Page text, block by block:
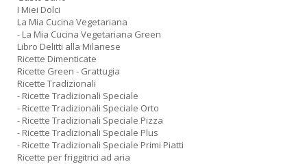
I Miei Dolci
La Mia Cucina Vegetariana
- La Mia Cucina Vegetariana Green
Libro Delitti alla Milanese
Ricette Dimenticate
Ricette Green - Grattugia
Ricette Tradizionali
- Ricette Tradizionali Speciale
- Ricette Tradizionali Speciale Orto
- Ricette Tradizionali Speciale Pizza
- Ricette Tradizionali Speciale Plus
- Ricette Tradizionali Speciale Primi Piatti
Ricette per friggitrici ad aria